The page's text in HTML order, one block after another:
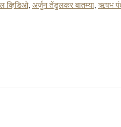
व्हिडिओ, अर्जुन तेंडुलकर बातम्या, ऋषभ